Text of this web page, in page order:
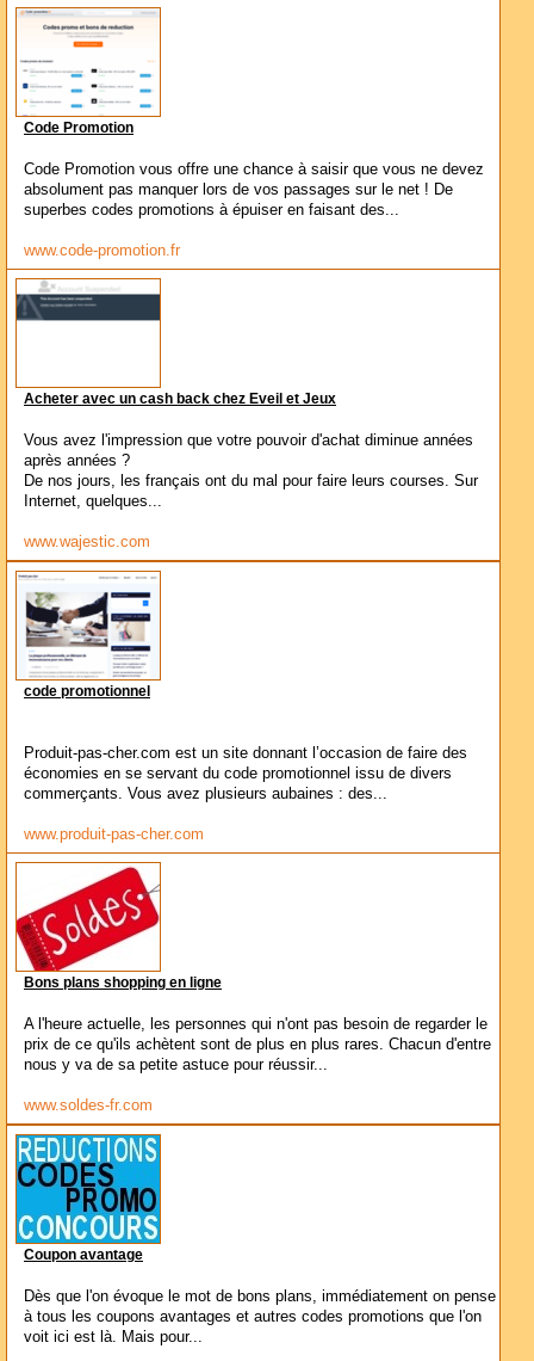
Code Promotion
Code Promotion vous offre une chance à saisir que vous ne devez
absolument pas manquer lors de vos passages sur le net ! De
superbes codes promotions à épuiser en faisant des...
www.code-promotion.fr
Acheter avec un cash back chez Eveil et Jeux
Vous avez l'impression que votre pouvoir d'achat diminue années
après années ?
De nos jours, les français ont du mal pour faire leurs courses. Sur
Internet, quelques...
www.wajestic.com
code promotionnel
Produit-pas-cher.com est un site donnant l’occasion de faire des
économies en se servant du code promotionnel issu de divers
commerçants. Vous avez plusieurs aubaines : des...
www.produit-pas-cher.com
Bons plans shopping en ligne
A l'heure actuelle, les personnes qui n'ont pas besoin de regarder le
prix de ce qu'ils achètent sont de plus en plus rares. Chacun d'entre
nous y va de sa petite astuce pour réussir...
www.soldes-fr.com
Coupon avantage
Dès que l'on évoque le mot de bons plans, immédiatement on pense
à tous les coupons avantages et autres codes promotions que l'on
voit ici est là. Mais pour...